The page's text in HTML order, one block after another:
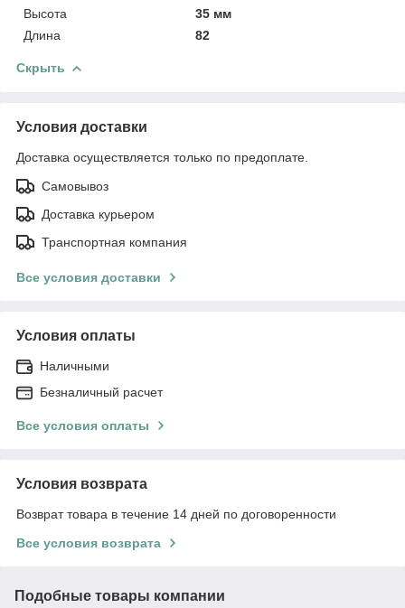
Высота
35 мм
Длина
82
Скрыть
Условия доставки
Доставка осуществляется только по предоплате.
Самовывоз
Доставка курьером
Транспортная компания
Все условия доставки
Условия оплаты
Наличными
Безналичный расчет
Все условия оплаты
Условия возврата
Возврат товара в течение 14 дней по договоренности
Все условия возврата
Подобные товары компании